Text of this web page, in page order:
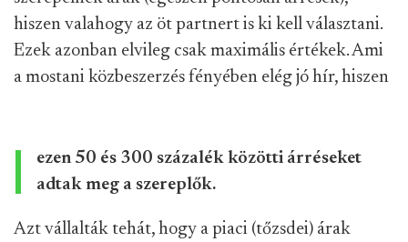
hiszen valahogy az öt partnert is ki kell választani.
Ezek azonban elvileg csak maximális értékek. Ami
a mostani közbeszerzés fényében elég jó hír, hiszen
ezen 50 és 300 százalék közötti árréseket
adtak meg a szereplők.
Azt vállalták tehát, hogy a piaci (tőzsdei) árak